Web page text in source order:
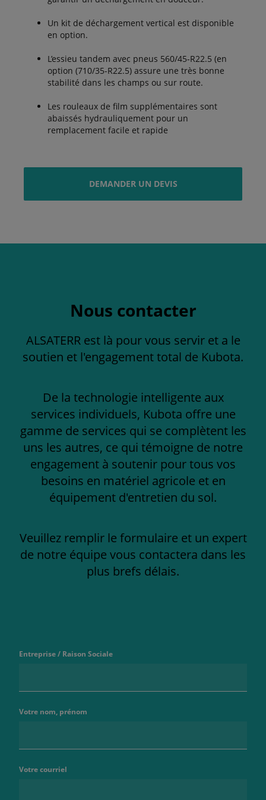
Un kit de déchargement vertical est disponible
en option.
L’essieu tandem avec pneus 560/45-R22.5 (en
option (710/35-R22.5) assure une très bonne
stabilité dans les champs ou sur route.
Les rouleaux de film supplémentaires sont
abaissés hydrauliquement pour un
remplacement facile et rapide
DEMANDER UN DEVIS
Nous contacter
ALSATERR est là pour vous servir et a le
soutien et l'engagement total de Kubota.
De la technologie intelligente aux
services individuels, Kubota offre une
gamme de services qui se complètent les
uns les autres, ce qui témoigne de notre
engagement à soutenir pour tous vos
besoins en matériel agricole et en
équipement d'entretien du sol.
Veuillez remplir le formulaire et un expert
de notre équipe vous contactera dans les
plus brefs délais.
Entreprise / Raison Sociale
Votre nom, prénom
Votre courriel